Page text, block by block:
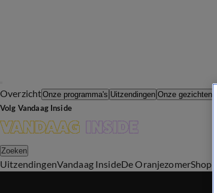
OverzichtOnze programma's Uitzendingen Onze gezichten
Volg Vandaag Inside
Zoeken
UitzendingenVandaag InsideDe OranjezomerShop